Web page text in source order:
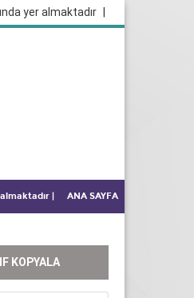
yer almaktadır
ANA SAYFA
KOPYALA